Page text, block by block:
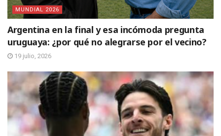
MUNDIAL 2026
Argentina en la final y esa incómoda pregunta
uruguaya: ¿por qué no alegrarse por el vecino?
19 julio, 2026